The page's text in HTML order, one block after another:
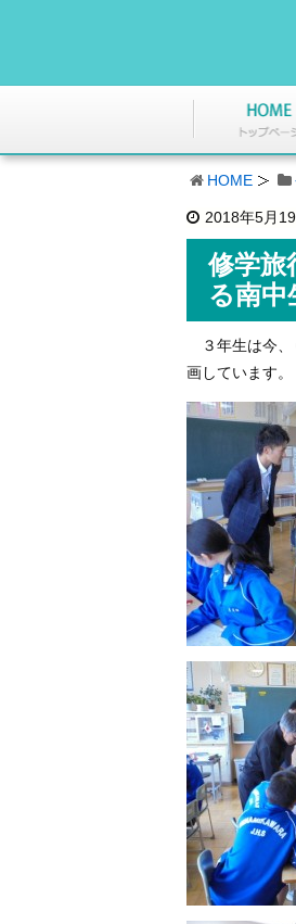
HOME
2018年5月
修学旅
る南中
３年生は今、
画しています。